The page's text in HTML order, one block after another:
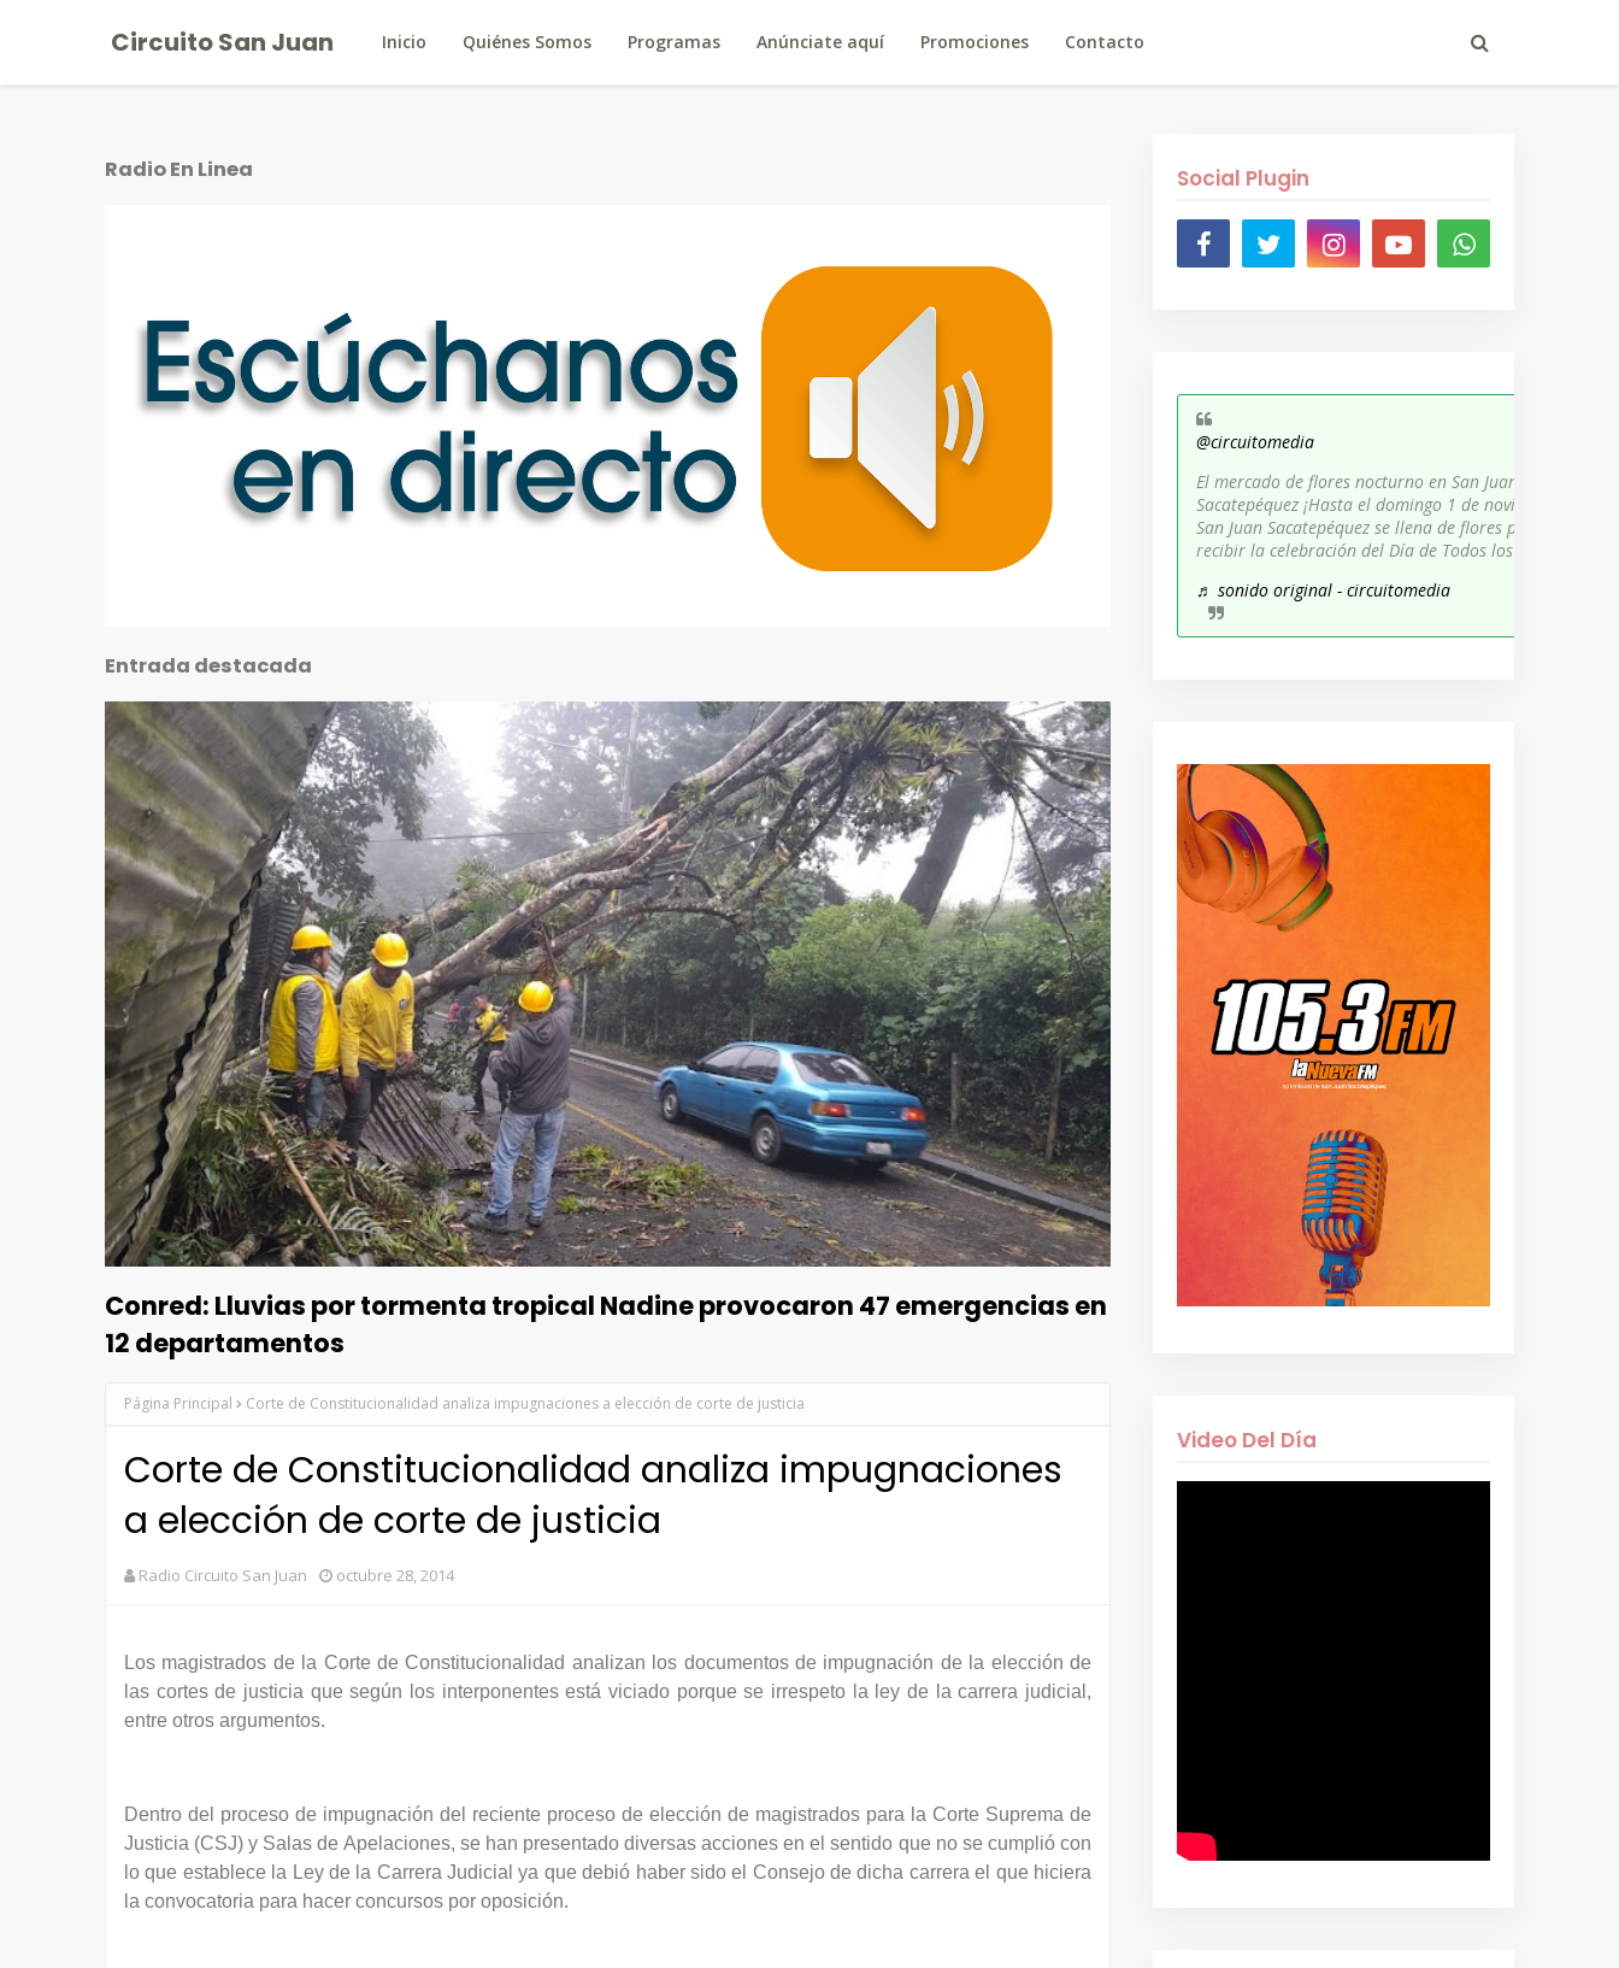
Circuito San Juan Inicio Quiénes Somos Programas Anúnciate aquí Promociones Contacto
Radio En Linea
Entrada destacada
Conred: Lluvias por tormenta tropical Nadine provocaron 47 emergencias en
12 departamentos
Página Principal Corte de Constitucionalidad analiza impugnaciones a elección de corte de justicia
Corte de Constitucionalidad analiza impugnaciones
a elección de corte de justicia
Radio Circuito San Juan octubre 28, 2014
Los magistrados de la Corte de Constitucionalidad analizan los documentos de impugnación de la elección de
las cortes de justicia que según los interponentes está viciado porque se irrespeto la ley de la carrera judicial,
entre otros argumentos.
Dentro del proceso de impugnación del reciente proceso de elección de magistrados para la Corte Suprema de
Justicia (CSJ) y Salas de Apelaciones, se han presentado diversas acciones en el sentido que no se cumplió con
lo que establece la Ley de la Carrera Judicial ya que debió haber sido el Consejo de dicha carrera el que hiciera
la convocatoria para hacer concursos por oposición.
Social Plugin
@circuitomedia
El mercado de flores nocturno en San Juan
Sacatepéquez ¡Hasta el domingo 1 de noviembre,
San Juan Sacatepéquez se llena de flores para
recibir la celebración del Día de Todos los Santos!
♬ sonido original - circuitomedia
Video Del Día